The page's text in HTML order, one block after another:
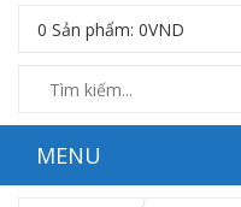
0 Sản phẩm: 0VND
MENU